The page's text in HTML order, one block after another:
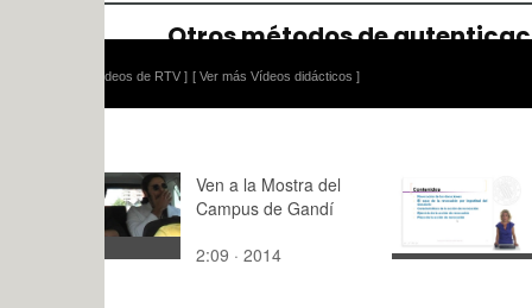
[ Ver más Vídeos didácticos ]
Ven a la Mostra del
Campus de Gandí
2:09 · 2014
donación
ingratitud
7:53 · 2010